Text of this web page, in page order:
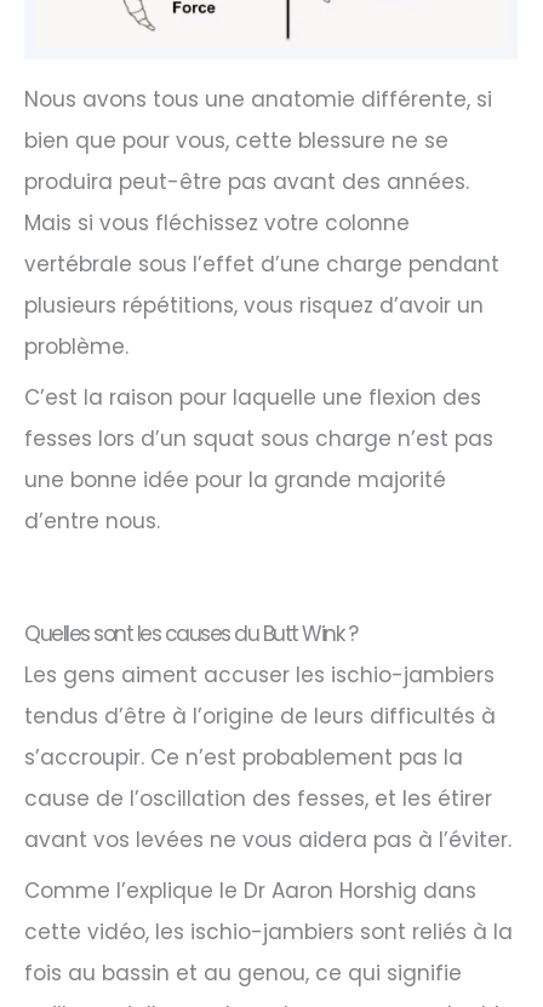
Nous avons tous une anatomie différente, si
bien que pour vous, cette blessure ne se
produira peut-être pas avant des années.
Mais si vous fléchissez votre colonne
vertébrale sous l’effet d’une charge pendant
plusieurs répétitions, vous risquez d’avoir un
problème.
C’est la raison pour laquelle une flexion des
fesses lors d’un squat sous charge n’est pas
une bonne idée pour la grande majorité
d’entre nous.
Quelles sont les causes du Butt Wink ?
Les gens aiment accuser les ischio-jambiers
tendus d’être à l’origine de leurs difficultés à
s’accroupir. Ce n’est probablement pas la
cause de l’oscillation des fesses, et les étirer
avant vos levées ne vous aidera pas à l’éviter.
Comme l’explique le Dr Aaron Horshig dans
cette vidéo, les ischio-jambiers sont reliés à la
fois au bassin et au genou, ce qui signifie